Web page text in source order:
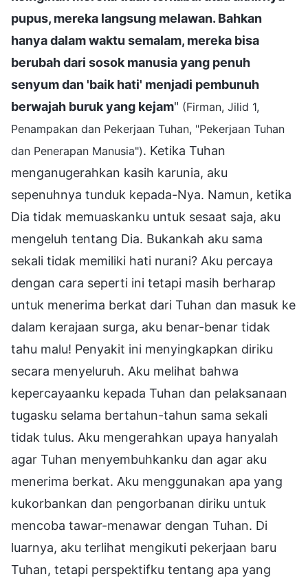
pupus, mereka langsung melawan. Bahkan
hanya dalam waktu semalam, mereka bisa
berubah dari sosok manusia yang penuh
senyum dan 'baik hati' menjadi pembunuh
berwajah buruk yang kejam" (Firman, Jilid 1,
Penampakan dan Pekerjaan Tuhan, "Pekerjaan Tuhan
dan Penerapan Manusia"). Ketika Tuhan
menganugerahkan kasih karunia, aku
sepenuhnya tunduk kepada-Nya. Namun, ketika
Dia tidak memuaskanku untuk sesaat saja, aku
mengeluh tentang Dia. Bukankah aku sama
sekali tidak memiliki hati nurani? Aku percaya
dengan cara seperti ini tetapi masih berharap
untuk menerima berkat dari Tuhan dan masuk ke
dalam kerajaan surga, aku benar-benar tidak
tahu malu! Penyakit ini menyingkapkan diriku
secara menyeluruh. Aku melihat bahwa
kepercayaanku kepada Tuhan dan pelaksanaan
tugasku selama bertahun-tahun sama sekali
tidak tulus. Aku mengerahkan upaya hanyalah
agar Tuhan menyembuhkanku dan agar aku
menerima berkat. Aku menggunakan apa yang
kukorbankan dan pengorbanan diriku untuk
mencoba tawar-menawar dengan Tuhan. Di
luarnya, aku terlihat mengikuti pekerjaan baru
Tuhan, tetapi perspektifku tentang apa yang